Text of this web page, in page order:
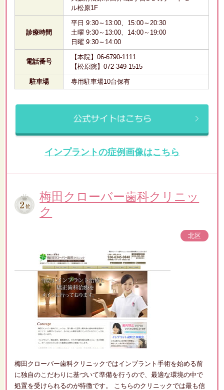
ル松原1F
診療時間
平日 9:30～13:00、15:00～20:30
土曜 9:30～13:00、14:00～19:00
日曜 9:30～14:00
電話番号
【本院】06-6790-1111
【松原院】072-349-1515
駐車場
専用駐車場10台保有
インプラントの症例画像はこちら
梅田クローバー歯科クリニッ
ク
北区
梅田クローバー歯科クリニックではインプラント手術を始める前
に独自のこだわりに基づいて準備を行うので、最適な環境の中で
処置を受けられるのが特徴です。 こちらのクリニックでは最も信